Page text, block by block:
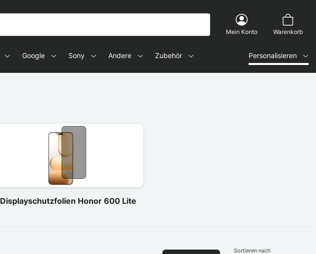
Mein Konto Warenkorb
Google Sony Andere Zubehör Personalisieren
Displayschutzfolien Honor 600 Lite
Sortieren nach